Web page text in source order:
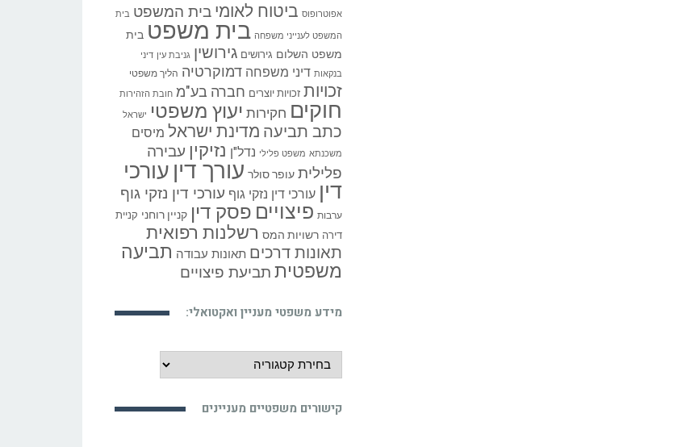
אפוטרופוס ביטוח לאומי בית המשפט בית
המשפט לענייני משפחה בית משפט בית
משפט השלום גירושים גירושין גניבת עין דיני
בנקאות דיני משפחה דמוקרטיה הליך משפטי
זכויות זכויות יוצרים חברה בע"מ חובת הזהירות
חוקים חקירות יעוץ משפטי ישראל
כתב תביעה מדינת ישראל מיסים
משכנתא משפט פלילי נדל"ן נזיקין עבירה
פלילית עופר סולר עורך דין עורכי
דין עורכי דין נזקי גוף עורכי דין נזקי גוף
ערבות פיצויים פסק דין קניין רוחני קניית
דירה רשויות המס רשלנות רפואית
תאונות דרכים תאונות עבודה תביעה
משפטית תביעת פיצויים
מידע משפטי מעניין ואקטואלי:
מידע
משפטי
ואקטואלי:
קישורים משפטיים מעניינים